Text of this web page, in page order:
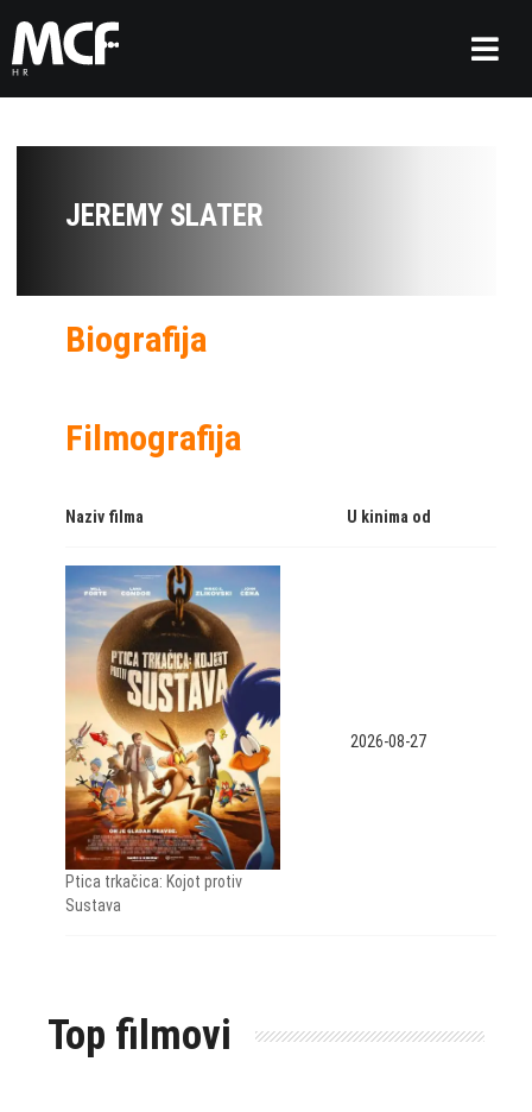
JEREMY SLATER
Biografija
Filmografija
Naziv filma U kinima od
Ptica trkačica: Kojot protiv
Sustava
2026-08-27
Top filmovi